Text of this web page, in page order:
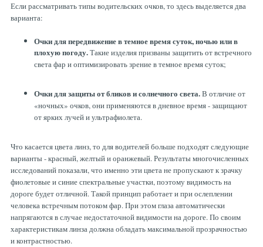
Если рассматривать типы водительских очков, то здесь выделяется два
варианта:
Очки для передвижение в темное время суток, ночью или в
плохую погоду.Такие изделия призваны защитить от встречного
света фар и оптимизировать зрение в темное время суток;
Очки для защиты от бликов и солнечного света.В отличие от
«ночных» очков, они применяются в дневное время - защищают
от ярких лучей и ультрафиолета.
Что касается цвета линз, то для водителей больше подходят следующие
варианты - красный, желтый и оранжевый. Результаты многочисленных
исследований показали, что именно эти цвета не пропускают к зрачку
фиолетовые и синие спектральные участки, поэтому видимость на
дороге будет отличной. Такой принцип работает и при ослеплении
человека встречным потоком фар. При этом глаза автоматически
напрягаются в случае недостаточной видимости на дороге. По своим
характеристикам линза должна обладать максимальной прозрачностью
и контрастностью.